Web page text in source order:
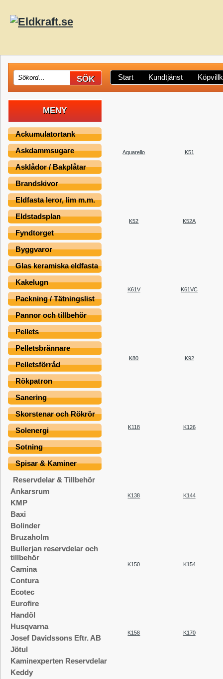
Start Kundtjänst
MENY
Ackumulatortank
Askdammsugare
Asklådor / Bakplåtar
Brandskivor
Eldfasta leror, lim m.m.
Eldstadsplan
Fyndtorget
Byggvaror
Glas keramiska eldfasta
Kakelugn
Packning / Tätningslist
Pannor och tillbehör
Pellets
Pelletsbrännare
Pelletsförråd
Rökpatron
Sanering
Skorstenar och Rökrör
Solenergi
Sotning
Spisar & Kaminer
Reservdelar & Tillbehör
Ankarsrum
KMP
Baxi
Bolinder
Bruzaholm
Bullerjan reservdelar och
tillbehör
Camina
Contura
Ecotec
Eurofire
Handöl
Husqvarna
Josef Davidssons Eftr. AB
Jötul
Kaminexperten Reservdelar
Keddy
Aquarello K51
K52 K52A
K61V K61VC
K80 K92
K118 K126
K138 K144
K150 K154
K158 K170